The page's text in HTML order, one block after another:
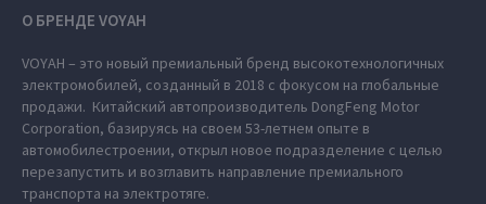
О БРЕНДЕ VOYAH
VOYAH – это новый премиальный бренд высокотехнологичных
электромобилей, созданный в 2018 с фокусом на глобальные
продажи. Китайский автопроизводитель DongFeng Motor
Corporation, базируясь на своем 53-летнем опыте в
автомобилестроении, открыл новое подразделение с целью
перезапустить и возглавить направление премиального
транспорта на электротяге.